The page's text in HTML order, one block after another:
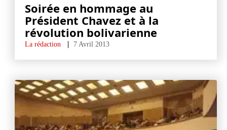
Soirée en hommage au
Président Chavez et à la
révolution bolivarienne
La rédaction 7 Avril 2013